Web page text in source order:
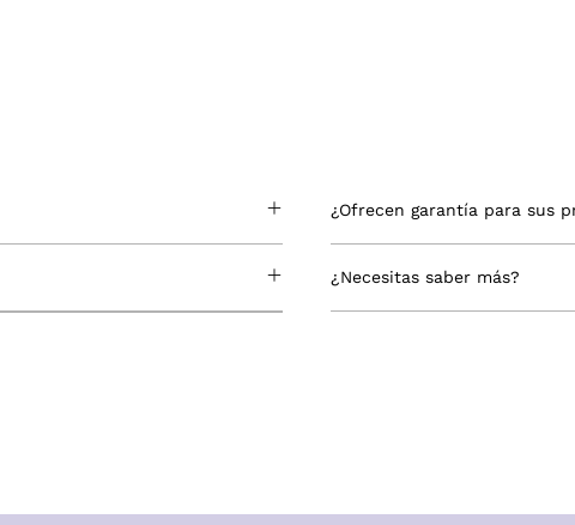
¿Ofrecen garantía para sus
¿Necesitas saber más?